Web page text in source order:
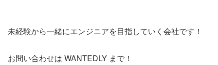
未経験から一緒にエンジニアを目指していく会社です！
お問い合わせは WANTEDLY まで！